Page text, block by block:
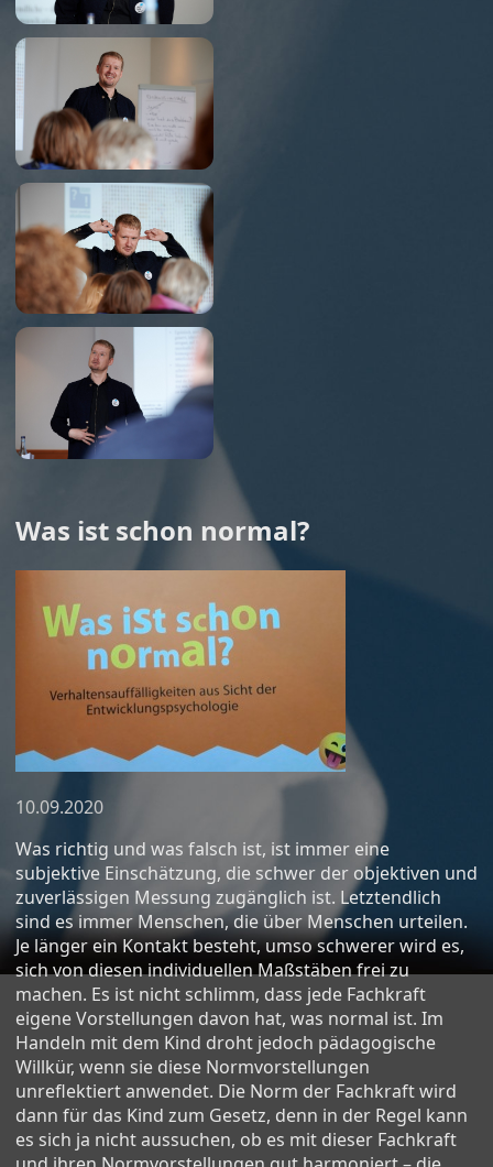
Was ist schon normal?
10.09.2020
Was richtig und was falsch ist, ist immer eine
subjektive Einschätzung, die schwer der objektiven und
zuverlässigen Messung zugänglich ist. Letztendlich
sind es immer Menschen, die über Menschen urteilen.
Je länger ein Kontakt besteht, umso schwerer wird es,
sich von diesen individuellen Maßstäben frei zu
machen. Es ist nicht schlimm, dass jede Fachkraft
eigene Vorstellungen davon hat, was normal ist. Im
Handeln mit dem Kind droht jedoch pädagogische
Willkür, wenn sie diese Normvorstellungen
unreflektiert anwendet. Die Norm der Fachkraft wird
dann für das Kind zum Gesetz, denn in der Regel kann
es sich ja nicht aussuchen, ob es mit dieser Fachkraft